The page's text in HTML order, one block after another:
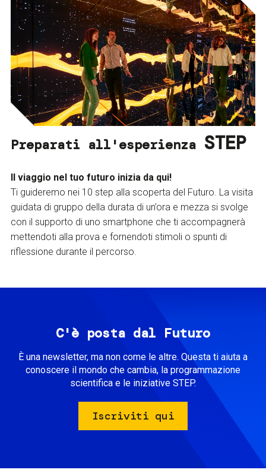
Preparati all'esperienza STEP
Il viaggio nel tuo futuro inizia da qui!
Ti guideremo nei 10 step alla scoperta del Futuro. La visita
guidata di gruppo della durata di un’ora e mezza si svolge
con il supporto di uno smartphone che ti accompagnerà
mettendoti alla prova e fornendoti stimoli o spunti di
riflessione durante il percorso.
C'è posta dal Futuro
È una newsletter, ma non come le altre. Questa ti aiuta a
conoscere il mondo che cambia, la programmazione
scientifica e le iniziative STEP.
Iscriviti qui